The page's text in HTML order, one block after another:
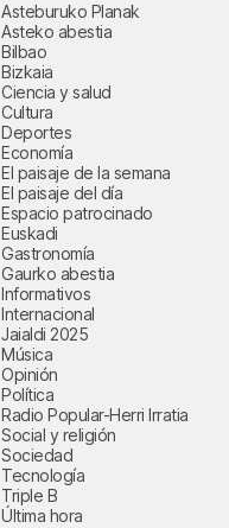
Asteburuko Planak
Asteko abestia
Bilbao
Bizkaia
Ciencia y salud
Cultura
Deportes
Economía
El paisaje de la semana
El paisaje del día
Espacio patrocinado
Euskadi
Gastronomía
Gaurko abestia
Informativos
Internacional
Jaialdi 2025
Música
Opinión
Política
Radio Popular-Herri Irratia
Social y religión
Sociedad
Tecnología
Triple B
Última hora